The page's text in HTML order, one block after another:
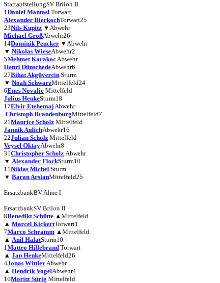
StartaufstellungSV Brilon II
1Daniel Mantasl Torwart
Alexander BierkochTorwart25
23Nils Kupitz ▼ Abwehr
Michael GroßAbwehr26
14Dominik Peucker ▼ Abwehr
▼ Nikolas WieseAbwehr2
5Mehmet KarakocAbwehr
Henri DünschedeAbwehr6
27Bihat Akgüvercin Sturm
▼ Noah SchwarzMittelfeld24
6Enes Novalic Mittelfeld
Julius HenkeSturm18
17Elvir EtehemajAbwehr
Christoph BrandenburgMittelfeld7
21Maurice Scholz Mittelfeld
Jannik AulichAbwehr16
22Julian Scholz Mittelfeld
Veysel OktayAbwehr8
31Christopher Scholz Abwehr
▼ Alexander FlockSturm10
11Niklas Michel Sturm
▼ Baran ArslanMittelfeld25
ErsatzbankBV Alme I
ErsatzbankSV Brilon II
8Benedikt Schütte ▲ Mittelfeld
▲ Marcel KickertTorwart1
7Marco Schramm ▲ Mittelfeld
▲ Anil HalatSturm10
1Matteo Hillebrand Torwart
▲ Jan HenkeMittelfeld26
4Jonas WittlerAbwehr
▲ Hendrik VogelAbwehr4
10Moritz Sürig Mittelfeld